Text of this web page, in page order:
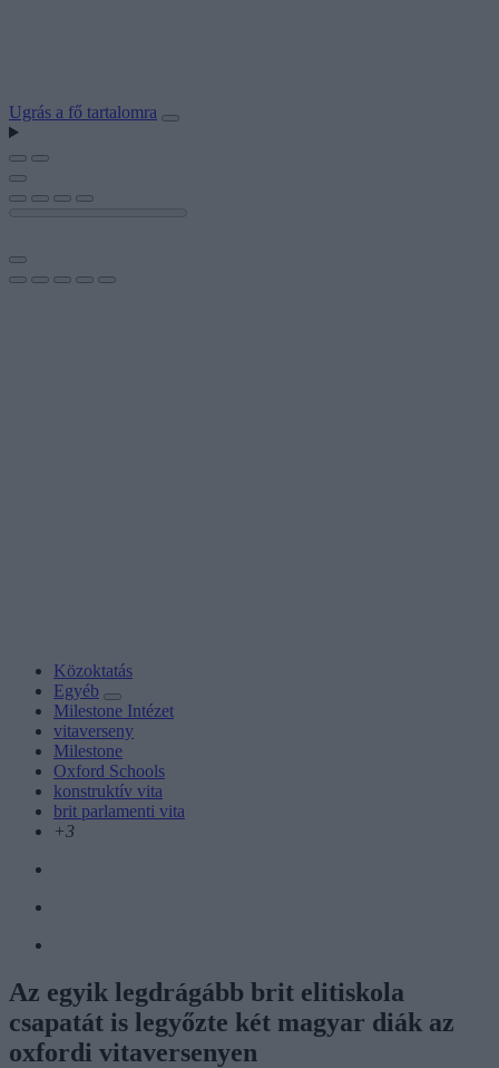
Ugrás a fő tartalomra
Közoktatás
Egyéb
Milestone Intézet
vitaverseny
Milestone
Oxford Schools
konstruktív vita
brit parlamenti vita
+3
Az egyik legdrágább brit elitiskola
csapatát is legyőzte két magyar diák az
oxfordi vitaversenyen